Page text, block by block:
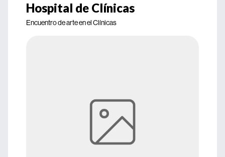
Hospital de Clínicas
Encuentro de arte en el Clínicas